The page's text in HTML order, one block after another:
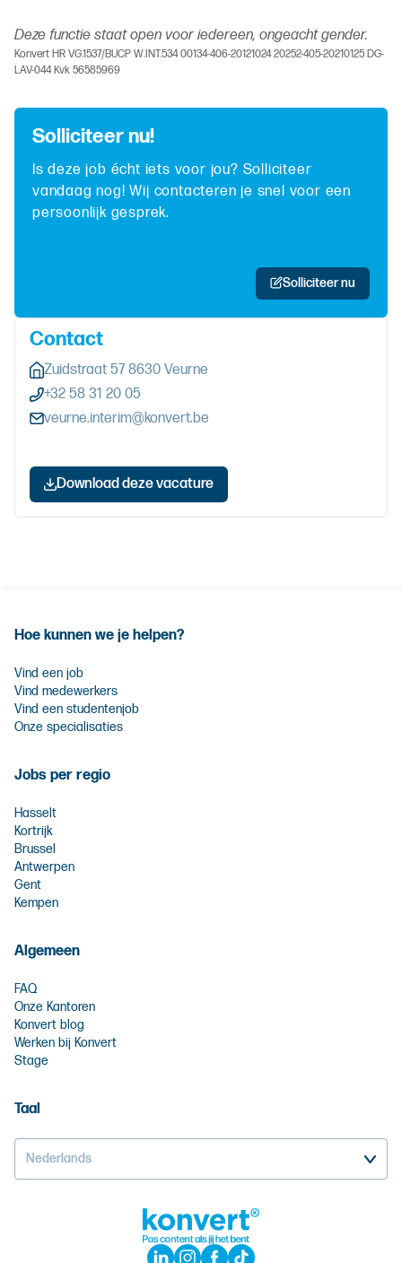
Deze functie staat open voor iedereen, ongeacht gender.
Konvert HR VG.1537/BUCP W.INT.534 00134-406-20121024 20252-405-20210125 DG-
LAV-044 Kvk 56585969
Solliciteer nu!
Is deze job écht iets voor jou? Solliciteer
vandaag nog! Wij contacteren je snel voor een
persoonlijk gesprek.
Solliciteer nu
Contact
Zuidstraat 57 8630 Veurne
+32 58 31 20 05
veurne.interim@konvert.be
Download deze vacature
Hoe kunnen we je helpen?
Vind een job
Vind medewerkers
Vind een studentenjob
Onze specialisaties
Jobs per regio
Hasselt
Kortrijk
Brussel
Antwerpen
Gent
Kempen
Algemeen
FAQ
Onze Kantoren
Konvert blog
Werken bij Konvert
Stage
Taal
Nederlands